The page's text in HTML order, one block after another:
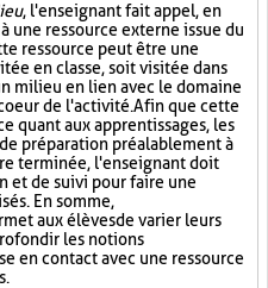
, l'enseignant fait appel, en
une ressource externe issue du
ressource peut être une
en classe, soit visitée dans
milieu en lien avec le domaine
de l'activité. Afin que cette
quant aux apprentissages, les
préparation préalablement à
terminée, l'enseignant doit
et de suivi pour faire une
En somme,
aux élèves de varier leurs
les notions
en contact avec une ressource